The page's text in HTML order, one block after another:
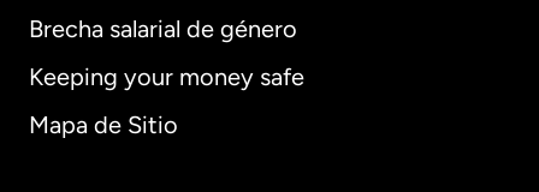
Brecha salarial de género
Keeping your money safe
Mapa de Sitio
Alemania